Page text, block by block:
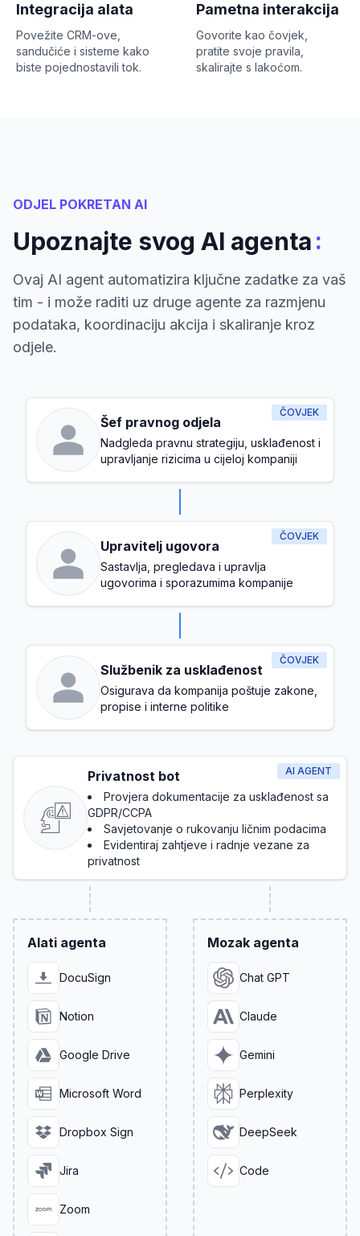
Integracija alata
Povežite CRM-ove,
sandučiće i sisteme kako
biste pojednostavili tok.
Pametna interakcija
Govorite kao čovjek,
pratite svoje pravila,
skalirajte s lakoćom.
ODJEL POKRETAN AI
Upoznajte svog AI agenta:
Ovaj AI agent automatizira ključne zadatke za vaš
tim - i može raditi uz druge agente za razmjenu
podataka, koordinaciju akcija i skaliranje kroz
odjele.
ČOVJEK
Šef pravnog odjela
Nadgleda pravnu strategiju, usklađenost i
upravljanje rizicima u cijeloj kompaniji
ČOVJEK
Upravitelj ugovora
Sastavlja, pregledava i upravlja
ugovorima i sporazumima kompanije
ČOVJEK
Službenik za usklađenost
Osigurava da kompanija poštuje zakone,
propise i interne politike
AI AGENT
Privatnost bot
Provjera dokumentacije za usklađenost sa
GDPR/CCPA
Savjetovanje o rukovanju ličnim podacima
Evidentiraj zahtjeve i radnje vezane za
privatnost
Alati agenta
DocuSign
Notion
Google Drive
Microsoft Word
Dropbox Sign
Jira
Zoom
Mozak agenta
Chat GPT
Claude
Gemini
Perplexity
DeepSeek
Code